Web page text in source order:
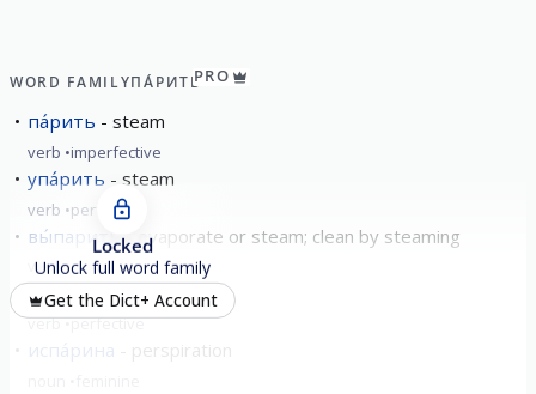
WORD FAMILYПА́РИТЬPRO
па́рить steam
verb imperfective
упа́рить steam
verb perfective
вы́парить evaporate or steam; clean by steaming
verb perfective
запа́рить steam
verb perfective
испа́рина
Locked
Unlock full word family
Get the Dict+ Account